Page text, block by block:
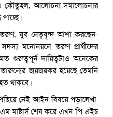
কৌতুহল, আলোচনা-সমালোচনার
যুব নেতৃবৃন্দ আশা করছেন-
মনোনয়নে তরুণ প্রার্থীদের
গুরুত্বপূর্ন দায়িত্বটাও অনেকের
জয়জয়কর হয়েছে-তেমনি
থাকবে।
নেই আইন বিষয়ে পড়ালেখা
মাষ্টার্স শেষ করে এখন পি এইচ